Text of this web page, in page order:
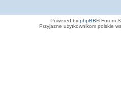
Powered by phpBB® Forum
Przyjazne użytkownikom polskie